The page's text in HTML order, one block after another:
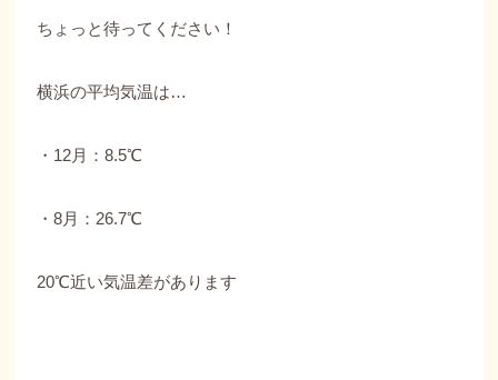
ちょっと待ってください！
横浜の平均気温は…
・12月：8.5℃
・8月：26.7℃
20℃近い気温差があります